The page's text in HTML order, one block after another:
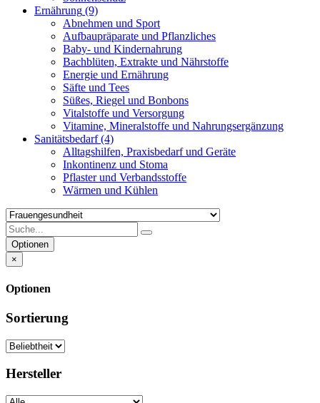
Ernährung (9)
Abnehmen und Sport
Aufbaupräparate und Pflanzliches
Baby- und Kindernahrung
Bachblüten, Extrakte und Nährstoffe
Energie und Ernährung
Säfte und Tees
Süßes, Riegel und Bonbons
Vitalstoffe und Versorgung
Vitamine, Mineralstoffe und Nahrungsergänzung
Sanitätsbedarf(4)
Alltagshilfen, Praxisbedarf und Geräte
Inkontinenz und Stoma
Pflaster und Verbandsstoffe
Wärmen und Kühlen
Optionen
×
Optionen
Sortierung
Hersteller